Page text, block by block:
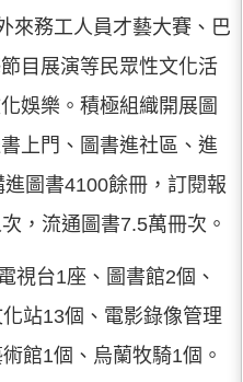
來務工人員才藝大賽、巴
目展演等民眾性文化活
娛樂。積極組織開展圖
上門、圖書進社區、進
圖書4100餘冊，訂閱報
，流通圖書7.5萬冊次。
視台1座、圖書館2個、
站13個、電影錄像管理
館1個、烏蘭牧騎1個。